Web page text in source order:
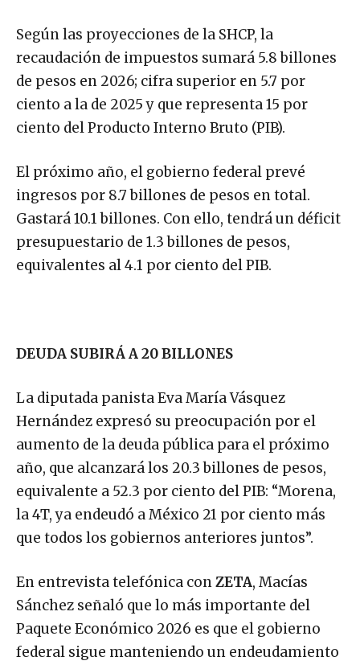
Según las proyecciones de la SHCP, la
recaudación de impuestos sumará 5.8 billones
de pesos en 2026; cifra superior en 5.7 por
ciento a la de 2025 y que representa 15 por
ciento del Producto Interno Bruto (PIB).
El próximo año, el gobierno federal prevé
ingresos por 8.7 billones de pesos en total.
Gastará 10.1 billones. Con ello, tendrá un déficit
presupuestario de 1.3 billones de pesos,
equivalentes al 4.1 por ciento del PIB.
DEUDA SUBIRÁ A 20 BILLONES
La diputada panista Eva María Vásquez
Hernández expresó su preocupación por el
aumento de la deuda pública para el próximo
año, que alcanzará los 20.3 billones de pesos,
equivalente a 52.3 por ciento del PIB: “Morena,
la 4T, ya endeudó a México 21 por ciento más
que todos los gobiernos anteriores juntos”.
En entrevista telefónica conZETA, Macías
Sánchez señaló que lo más importante del
Paquete Económico 2026 es que el gobierno
federal sigue manteniendo un endeudamiento